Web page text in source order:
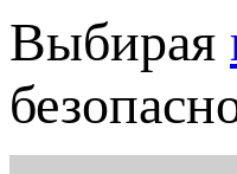
Выбирая